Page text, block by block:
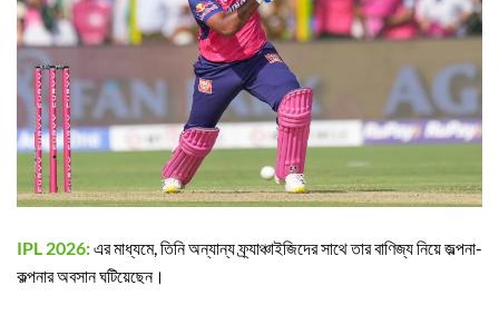
IPL 2026:এর মাধ্যমে, তিনি অন্যান্য ফ্র্যাঞ্চাইজিদের সাথে তার বাণিজ্য নিয়ে জল্পনা-
কল্পনার অবসান ঘটিয়েছেন।